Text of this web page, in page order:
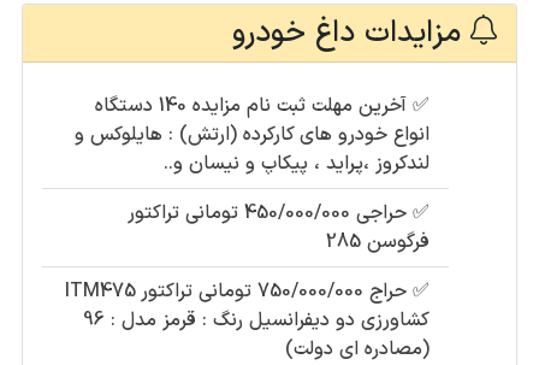
مزایدات داغ خودرو
✅
آخرین مهلت ثبت نام مزایده 140 دستگاه
انواع خودرو های کارکرده (ارتش) : هایلوکس و
لندکروز ،پراید ، پیکاپ و نیسان و..
✅
حراجی 450/000/000 تومانی تراکتور
فرگوسن 285
✅
حراج 750/000/000 تومانی تراکتور ITM475
کشاورزی دو دیفرانسیل رنگ : قرمز مدل : 96
(مصادره ای دولت)